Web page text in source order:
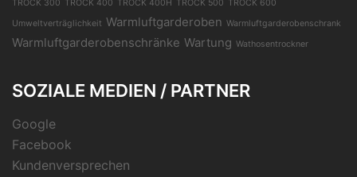
TROCK 300 TROCK 400 TROCK 400H TROCK 500 TROCK 600
Umweltverträglichkeit Warmluftgarderoben Warmluftgarderobenschrank
Warmluftgarderobenschränke Wartung Wathosentrockner
SOZIALE MEDIEN / PARTNER
Google
Facebook
Kundenversprechen